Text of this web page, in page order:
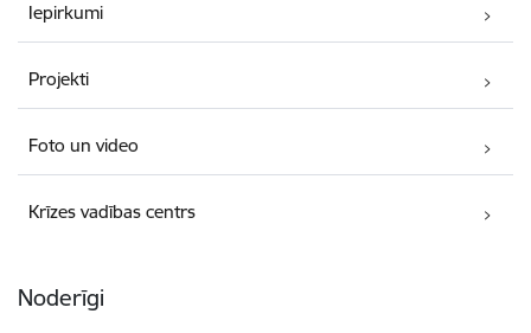
Iepirkumi
Projekti
Foto un video
Krīzes vadības centrs
Noderīgi